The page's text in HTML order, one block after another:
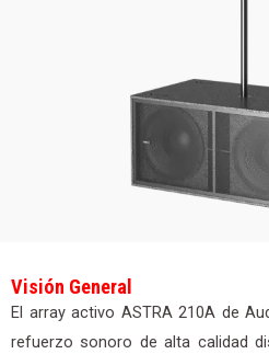
Visión General
El array activo ASTRA 210A de
refuerzo sonoro de alta calidad